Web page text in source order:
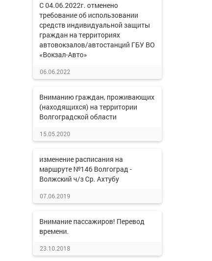
С 04.06.2022г. отменено
требование об использовании
средств индивидуальной защиты
граждан на территориях
автовокзалов/автостанций ГБУ ВО
«Вокзал-Авто»
06.06.2022
Вниманию граждан, проживающих
(находящихся) на территории
Волгоградской области
15.05.2020
изменение расписания на
маршруте №146 Волгоград -
Волжский ч/з Ср. Ахтубу
07.06.2019
Внимание пассажиров! Перевод
времени.
23.10.2018